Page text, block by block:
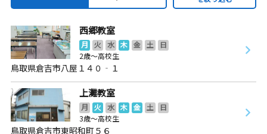
西郷教室
月 火 水 木 金 土
日
2歳～高校生
鳥取県倉吉市八屋１４０‐１
上灘教室
月 火 水 木 金 土
日
3歳～高校生
鳥取県倉吉市東昭和町５６